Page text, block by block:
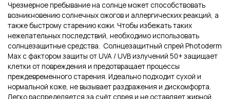
Чрезмерное пребывание на солнце может способствовать
возникновению солнечных ожогов и аллергических реакций, а
также быстрому старению кожи. Чтобы избежать таких
нежелательных последствий, необходимо использовать
солнцезащитные средства. Солнцезащитный спрей Photoderm
Max с фактором защиты от UVA / UVB излучений 50+ защищает
клетки от повреждения и предотвращает процессы
преждевременного старения. Идеально подходит сухой и
нормальной коже, не вызывает раздражения и дискомфорта.
Легко распределяется за счёт спрея и не оставляет жирной